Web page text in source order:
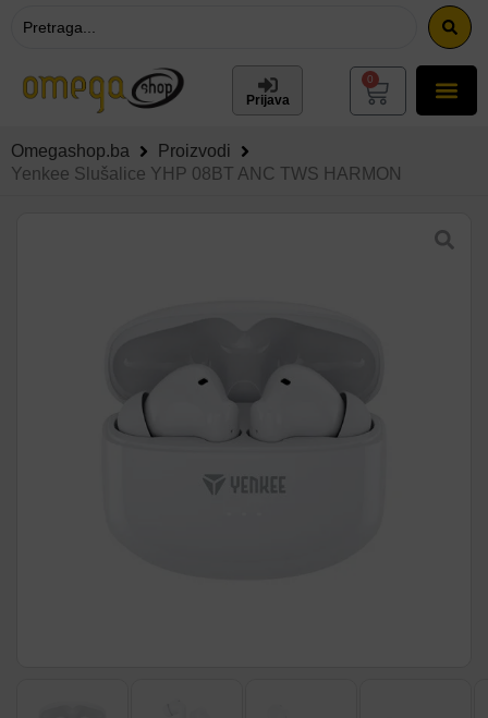
Prijava
0
Omegashop.ba
Proizvodi
Yenkee Slušalice YHP 08BT ANC TWS HARMON